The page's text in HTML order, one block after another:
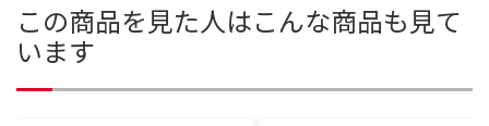
この商品を見た人はこんな商品も見て
います